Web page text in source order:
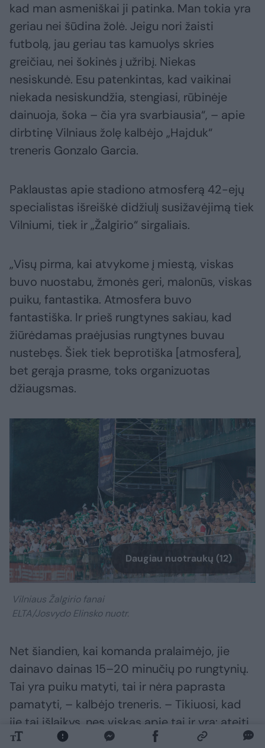
kad man asmeniškai ji patinka. Man tokia yra
geriau nei šūdina žolė. Jeigu nori žaisti
futbolą, jau geriau tas kamuolys skries
greičiau, nei šokinės į užribį. Niekas
nesiskundė. Esu patenkintas, kad vaikinai
niekada nesiskundžia, stengiasi, rūbinėje
dainuoja, šoka – čia yra svarbiausia“, – apie
dirbtinę Vilniaus žolę kalbėjo „Hajduk“
treneris Gonzalo Garcia.
Paklaustas apie stadiono atmosferą 42-ejų
specialistas išreiškė didžiulį susižavėjimą tiek
Vilniumi, tiek ir „Žalgirio“ sirgaliais.
„Visų pirma, kai atvykome į miestą, viskas
buvo nuostabu, žmonės geri, malonūs, viskas
puiku, fantastika. Atmosfera buvo
fantastiška. Ir prieš rungtynes sakiau, kad
žiūrėdamas praėjusias rungtynes buvau
nustebęs. Šiek tiek beprotiška [atmosfera],
bet gerąja prasme, toks organizuotas
džiaugsmas.
Daugiau nuotraukų (12)
Vilniaus Žalgirio fanai
ELTA/Josvydo Elinsko nuotr.
Net šiandien, kai komanda pralaimėjo, jie
dainavo dainas 15–20 minučių po rungtynių.
Tai yra puiku matyti, tai ir nėra paprasta
pamatyti, – kalbėjo treneris. – Tikiuosi, kad
jie tai išlaikys, nes viskas apie tai ir yra: ateiti,
mėgautis, kasdien viską atlikti kuo geriau, kai